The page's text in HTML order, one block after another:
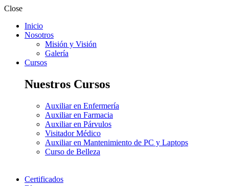
Close
Inicio
Nosotros
Misión y Visión
Galería
Cursos
Nuestros Cursos
Auxiliar en Enfermería
Auxiliar en Farmacia
Auxiliar en Párvulos
Visitador Médico
Auxiliar en Mantenimiento de PC y Laptops
Curso de Belleza
Certificados